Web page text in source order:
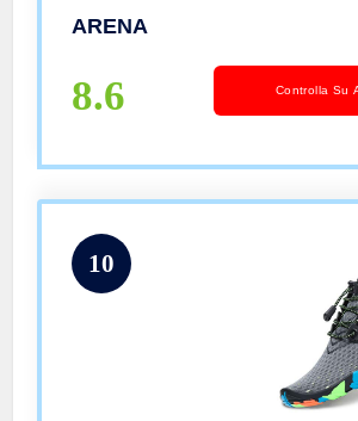
ARENA
8.6 Controlla Su
10